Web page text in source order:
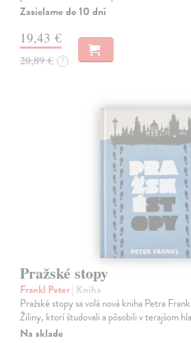
Zasielame do 10 dní
19,43 €
20,89 € ?
Pražské stopy
Frankl Peter| Kniha
Pražské stopy sa volá nová kniha Petra
Žiliny, ktorí študovali a pôsobili v terajšom
Na sklade